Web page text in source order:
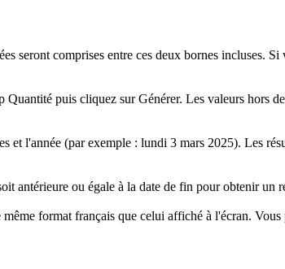
seront comprises entre ces deux bornes incluses.
puis cliquez sur Générer. Les valeurs hors
et l'année (par exemple : lundi 3 mars 2025). Les
antérieure ou égale à la date de fin pour obtenir un
format français que celui affiché à l'écran.